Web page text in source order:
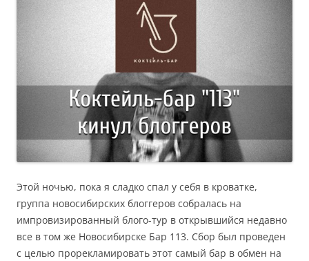
Этой ночью, пока я сладко спал у себя в кроватке,
группа новосибирских блоггеров собралась на
импровизированный блого-тур в открывшийся недавно
все в том же Новосибирске Бар 113. Сбор был проведен
с целью прорекламировать этот самый бар в обмен на